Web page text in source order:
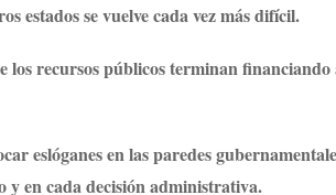
estados se vuelve cada vez más difícil.
recursos públicos terminan financiando
eslóganes en las paredes
y en cada decisión administrativa.